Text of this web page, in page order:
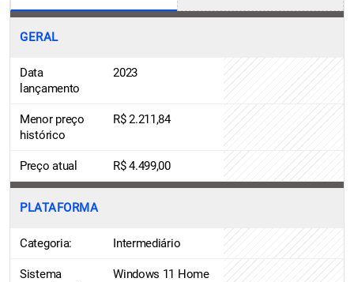
GERAL
Data
lançamento
2023
Menor preço
histórico
R$ 2.211,84
Preço atual R$ 4.499,00
PLATAFORMA
Categoria: Intermediário
Sistema
Windows 11 Home